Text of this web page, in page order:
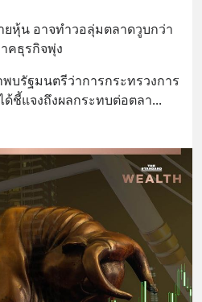
ยหุ้น อาจทำวอลุ่มตลาดวูบกว่า
คธุรกิจพุ่ง
พบรัฐมนตรีว่าการกระทรวงการ
ชี้แจงถึงผลกระทบต่อตลา